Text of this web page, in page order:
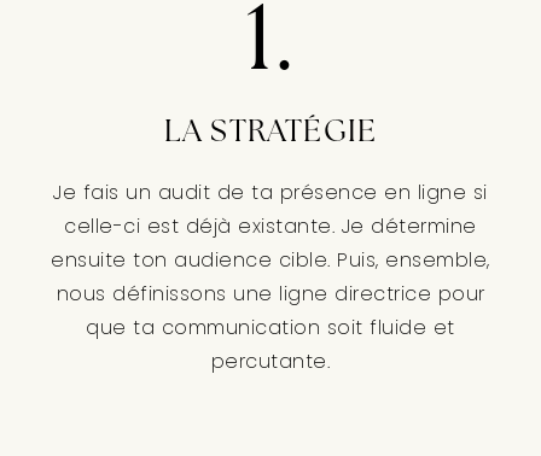
1.
LA STRATÉGIE
Je fais un audit de ta présence en ligne si
celle-ci est déjà existante. Je détermine
ensuite ton audience cible. Puis, ensemble,
nous définissons une ligne directrice pour
que ta communication soit fluide et
percutante.